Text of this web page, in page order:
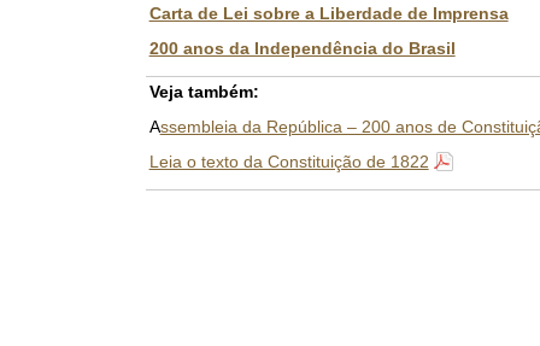
Carta de Lei sobre a Liberdade de Imprensa
200 anos da Independência do Brasil
Veja também:
Assembleia da República – 200 anos de
Leia o texto da Constituição de 1822